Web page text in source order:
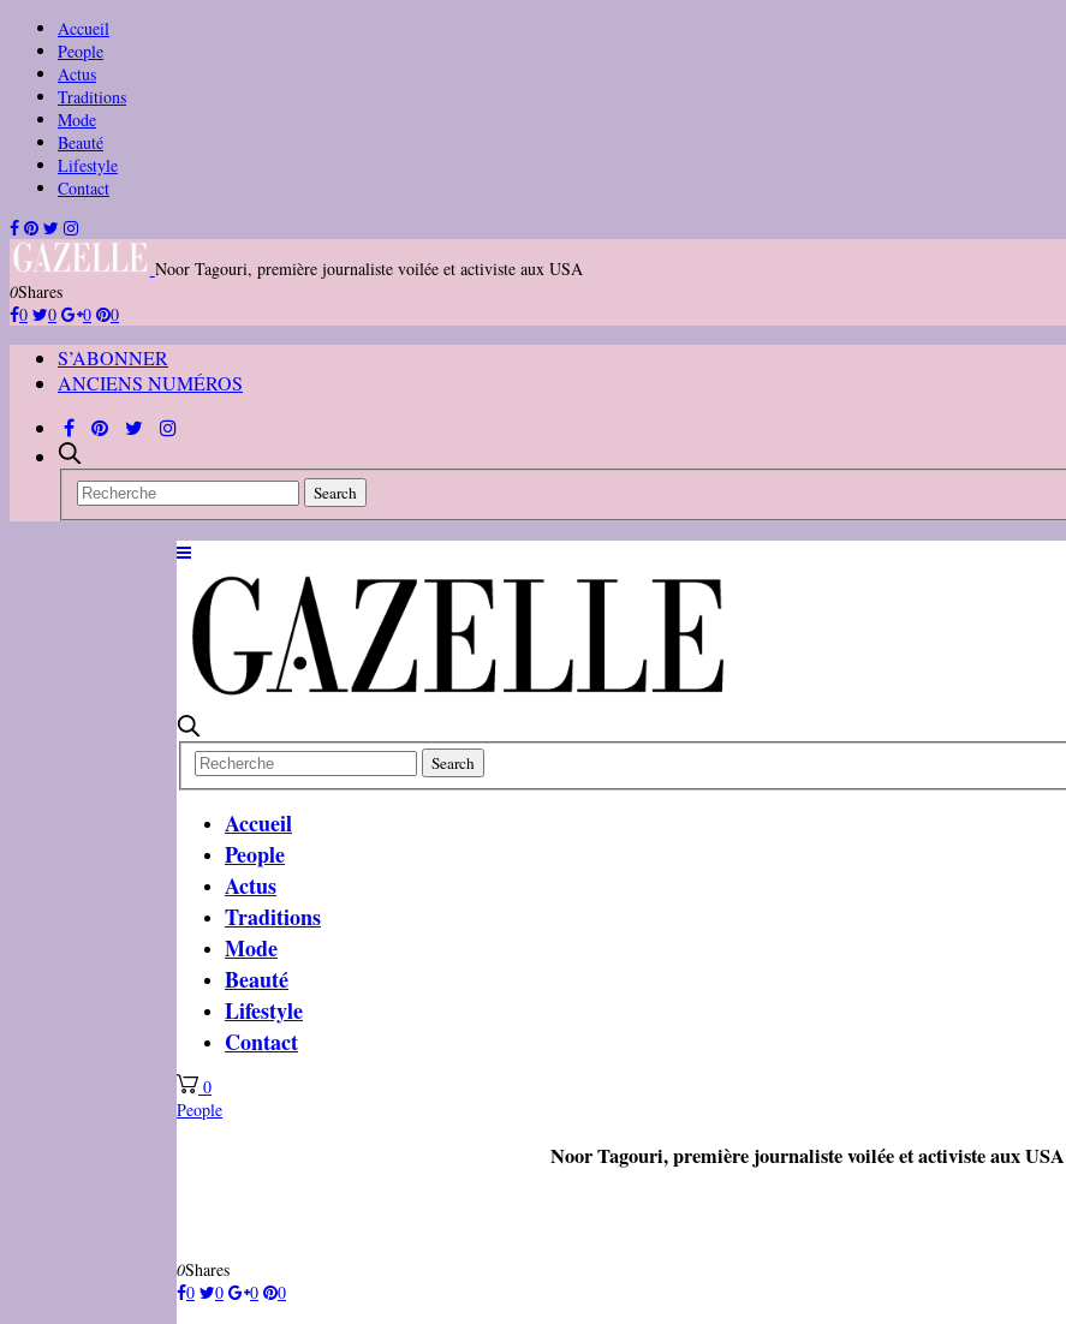
Accueil
People
Actus
Traditions
Mode
Beauté
Lifestyle
Contact
Noor Tagouri, première journaliste voilée et activiste aux USA
0Shares
0
0 0 0
S’ABONNER
ANCIENS NUMÉROS
Accueil
People
Actus
Traditions
Mode
Beauté
Lifestyle
Contact
0
People
Noor Tagouri, première journaliste voilée et activiste aux USA
0Shares
0
0 0 0